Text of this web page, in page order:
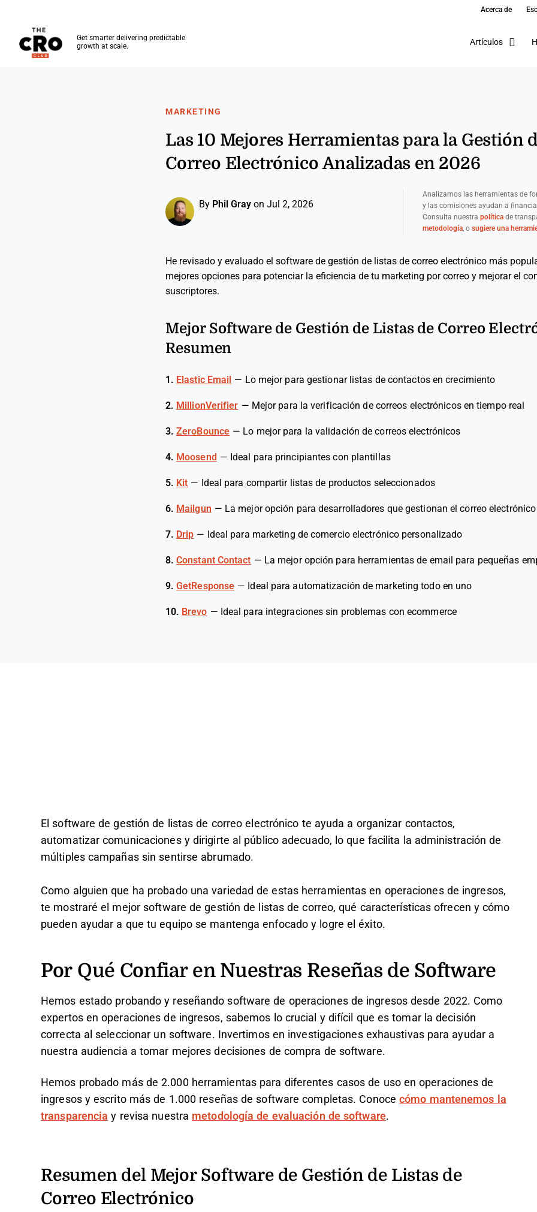
Acerca de
Get smarter delivering predictable
growth at scale.
Artículos
MARKETING
Las 10 Mejores Herramientas para la Gestión
Correo Electrónico Analizadas en 2026
By Phil Gray on Jul 2, 2026
Analizamos las herramientas de
y las comisiones ayudan a
Consulta nuestra políticade
metodología, o sugiere una
He revisado y evaluado el software de gestión de listas de correo electrónico más
mejores opciones para potenciar la eficiencia de tu marketing por correo y mejorar el
suscriptores.
Mejor Software de Gestión de Listas de Correo
Resumen
1. Elastic Email — Lo mejor para gestionar listas de contactos en crecimiento
2. MillionVerifier — Mejor para la verificación de correos electrónicos en tiempo real
3. ZeroBounce — Lo mejor para la validación de correos electrónicos
4. Moosend — Ideal para principiantes con plantillas
5. Kit — Ideal para compartir listas de productos seleccionados
6. Mailgun — La mejor opción para desarrolladores que gestionan el correo
7. Drip — Ideal para marketing de comercio electrónico personalizado
8. Constant Contact — La mejor opción para herramientas de email para pequeñas
9. GetResponse — Ideal para automatización de marketing todo en uno
10. Brevo — Ideal para integraciones sin problemas con ecommerce
El software de gestión de listas de correo electrónico te ayuda a organizar contactos,
automatizar comunicaciones y dirigirte al público adecuado, lo que facilita la administración de
múltiples campañas sin sentirse abrumado.
Como alguien que ha probado una variedad de estas herramientas en operaciones de ingresos,
te mostraré el mejor software de gestión de listas de correo, qué características ofrecen y cómo
pueden ayudar a que tu equipo se mantenga enfocado y logre el éxito.
Por Qué Confiar en Nuestras Reseñas de Software
Hemos estado probando y reseñando software de operaciones de ingresos desde 2022. Como
expertos en operaciones de ingresos, sabemos lo crucial y difícil que es tomar la decisión
correcta al seleccionar un software. Invertimos en investigaciones exhaustivas para ayudar a
nuestra audiencia a tomar mejores decisiones de compra de software.
Hemos probado más de 2.000 herramientas para diferentes casos de uso en operaciones de
ingresos y escrito más de 1.000 reseñas de software completas. Conoce cómo mantenemos la
transparencia y revisa nuestra metodología de evaluación de software.
Resumen del Mejor Software de Gestión de Listas de
Correo Electrónico